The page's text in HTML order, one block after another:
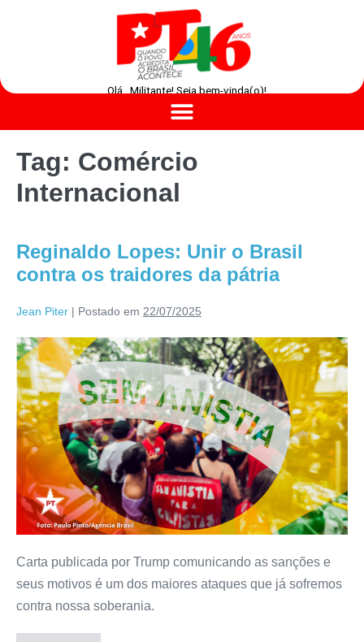
Olá , Militante! Seja bem-vinda(o)!
Tag: Comércio
Internacional
Reginaldo Lopes: Unir o Brasil
contra os traidores da pátria
Jean Piter | Postado em 22/07/2025
Carta publicada por Trump comunicando as sanções e
seus motivos é um dos maiores ataques que já sofremos
contra nossa soberania.